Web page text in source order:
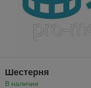
Шестерня
В наличии